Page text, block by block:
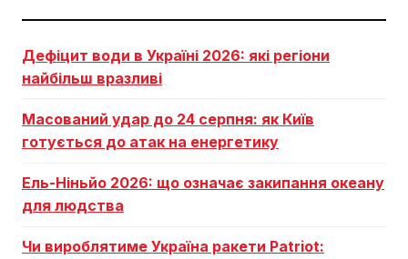
Дефіцит води в Україні 2026: які регіони
найбільш вразливі
Масований удар до 24 серпня: як Київ
готується до атак на енергетику
Ель-Ніньйо 2026: що означає закипання океану
для людства
Чи вироблятиме Україна ракети Patriot: